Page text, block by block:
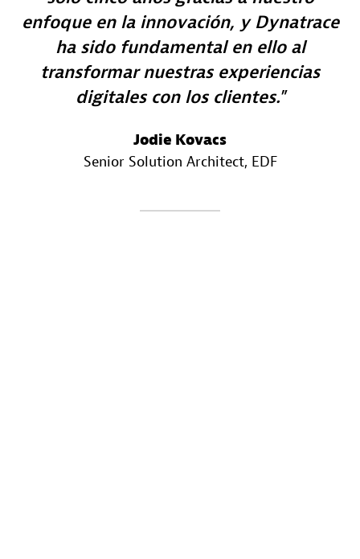
enfoque en la innovación, y Dynatrace
ha sido fundamental en ello al
transformar nuestras experiencias
digitales con los clientes.
Jodie Kovacs
Senior Solution Architect, EDF